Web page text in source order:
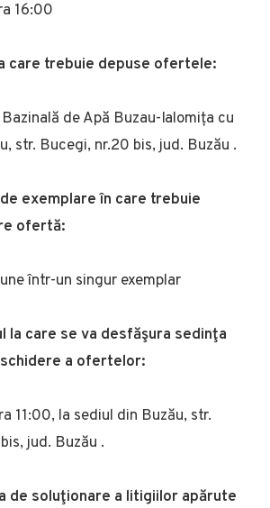
16:00
care trebuie depuse ofertele:
de Apă Buzau-Ialomița cu
str. Bucegi, nr.20 bis, jud. Buzău .
exemplare în care trebuie
ofertă:
într-un singur exemplar
la care se va desfăşura sedinţa
a ofertelor:
11:00, la sediul din Buzău, str.
jud. Buzău .
de soluţionare a litigiilor apărute